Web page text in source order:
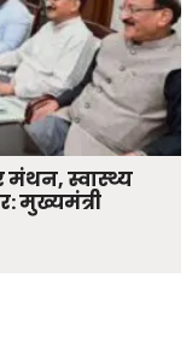
मंथन, स्वास्थ्य
मुख्यमंत्री